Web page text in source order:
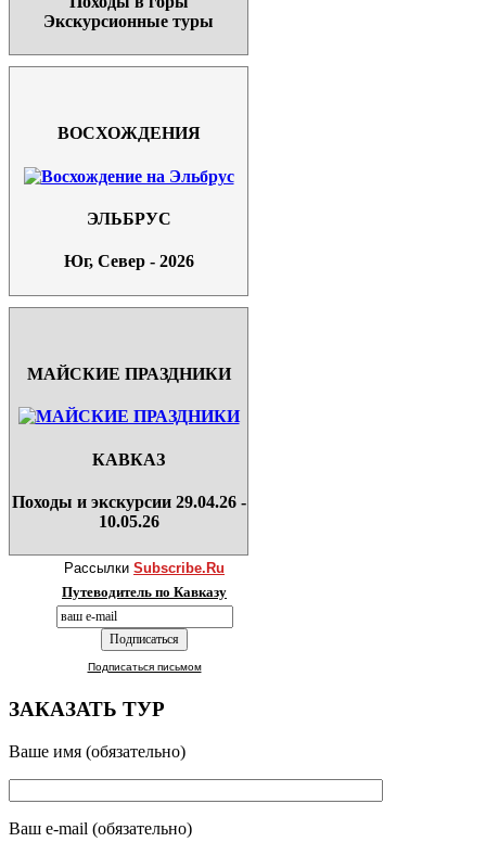
Экскурсионные туры
ВОСХОЖДЕНИЯ
ЭЛЬБРУС
Юг, Север - 2026
МАЙСКИЕ ПРАЗДНИКИ
КАВКАЗ
Походы и экскурсии 29.04.26 -
10.05.26
Рассылки Subscribe.Ru
Путеводитель по Кавказу
Подписаться письмом
ЗАКАЗАТЬ ТУР
Ваше имя (обязательно)
Ваш e-mail (обязательно)